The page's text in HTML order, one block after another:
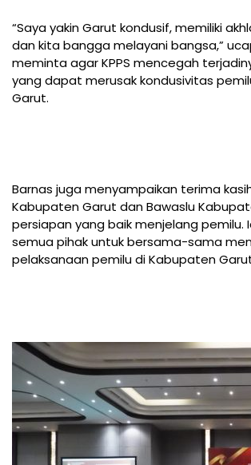
“Saya yakin Garut kondusif, memiliki
dan kita bangga melayani bangsa,”
meminta agar KPPS mencegah
yang dapat merusak kondusivitas
Garut.
Barnas juga menyampaikan terima
Kabupaten Garut dan Bawaslu
persiapan yang baik menjelang pemilu.
semua pihak untuk bersama-sama
pelaksanaan pemilu di Kabupaten